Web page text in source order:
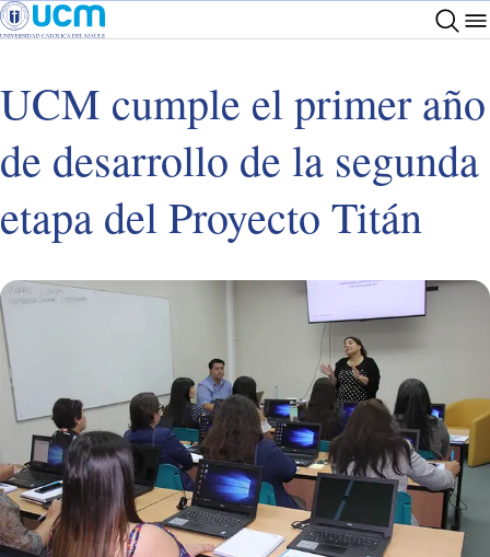
UCM cumple el primer año
de desarrollo de la segunda
etapa del Proyecto Titán